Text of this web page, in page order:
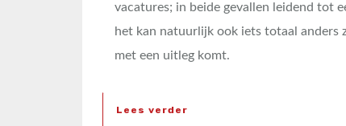
vacatures; in beide gevallen leidend tot
het kan natuurlijk ook iets totaal anders
met een uitleg komt.
Lees verder